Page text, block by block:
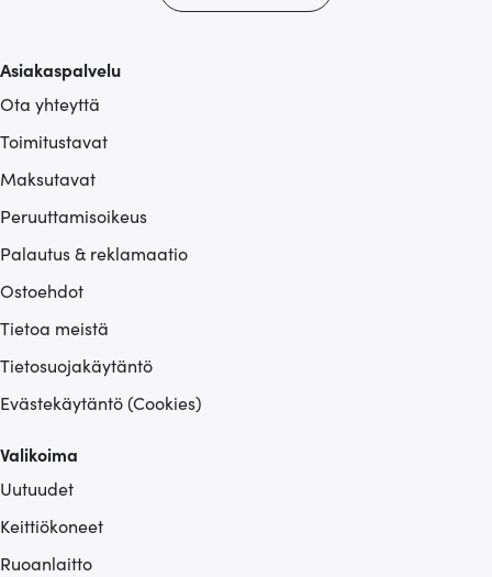
tietoja muihin tietoihin, joita olet antanut heille tai joita on
Asiakaspalvelu
Ota yhteyttä
Toimitustavat
Maksutavat
Peruuttamisoikeus
Palautus & reklamaatio
Ostoehdot
Tietoa meistä
Tietosuojakäytäntö
Evästekäytäntö (Cookies)
Valikoima
Uutuudet
Keittiökoneet
Ruoanlaitto